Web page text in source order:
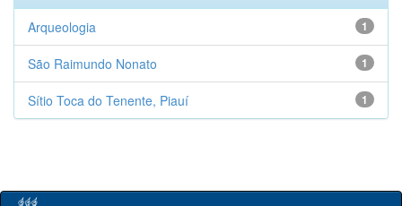
1
Arqueologia
1
São Raimundo Nonato
1
Sítio Toca do Tenente, Piauí